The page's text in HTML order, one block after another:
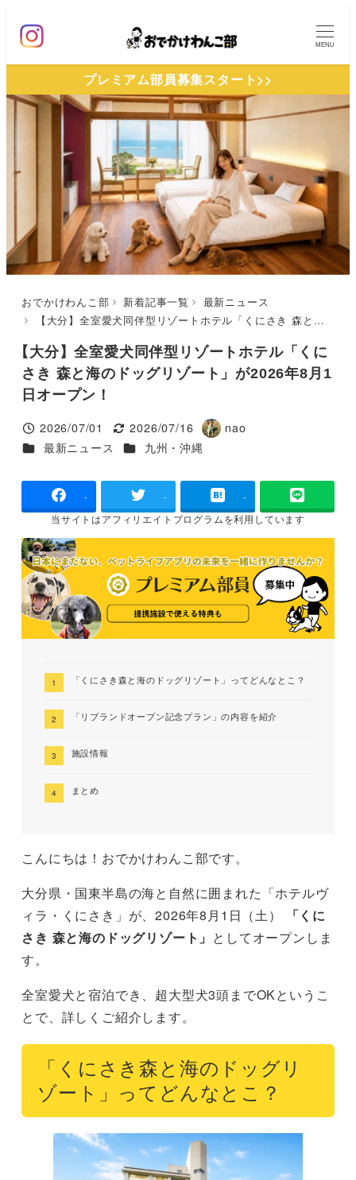
ン
ン
テ
ツ
動
MENU
プレミアム部員募集スタート>>
おでかけわんこ部 新着記事一覧
最新ニュース
【大分】全室愛犬同伴型リゾートホテル「くにさき 森と海のドッグリゾート」が2026年8月1日オープン！
【大分】全室愛犬同伴型リゾートホテル「くに
さき 森と海のドッグリゾート」が2026年8月1
日オープン！
投稿日
2026/07/01
更新日
2026/07/16
著
者
nao
カテゴリー
最新ニュース カテゴリー
九州・沖縄
- - -
当サイトはアフィリエイトプログラムを利用しています
「くにさき森と海のドッグリゾート」ってどんなとこ？
「リブランドオープン記念プラン」の内容を紹介
施設情報
まとめ
こんにちは！おでかけわんこ部です。
大分県・国東半島の海と自然に囲まれた「ホテルヴ
ィラ・くにさき」が、2026年8月1日（土）
「くに
さき 森と海のドッグリゾート」 としてオープンしま
す。
全室愛犬と宿泊でき、超大型犬3頭までOKというこ
とで、詳しくご紹介します。
「くにさき森と海のドッグリ
ゾート」ってどんなとこ？